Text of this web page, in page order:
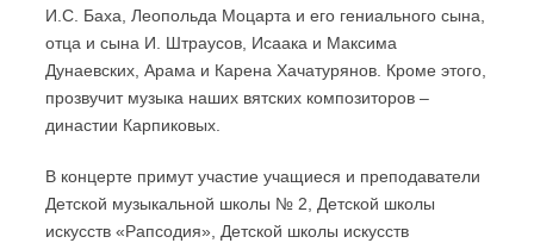
И.С. Баха, Леопольда Моцарта и его гениального сына,
отца и сына И. Штраусов, Исаака и Максима
Дунаевских, Арама и Карена Хачатурянов. Кроме этого,
прозвучит музыка наших вятских композиторов –
династии Карпиковых.
В концерте примут участие учащиеся и преподаватели
Детской музыкальной школы № 2, Детской школы
искусств «Рапсодия», Детской школы искусств